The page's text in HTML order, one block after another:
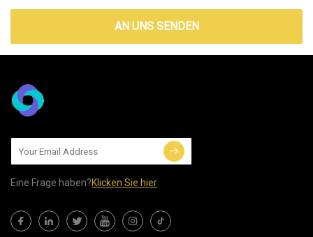
AN UNS SENDEN
Eine Frage haben?Klicken Sie hier